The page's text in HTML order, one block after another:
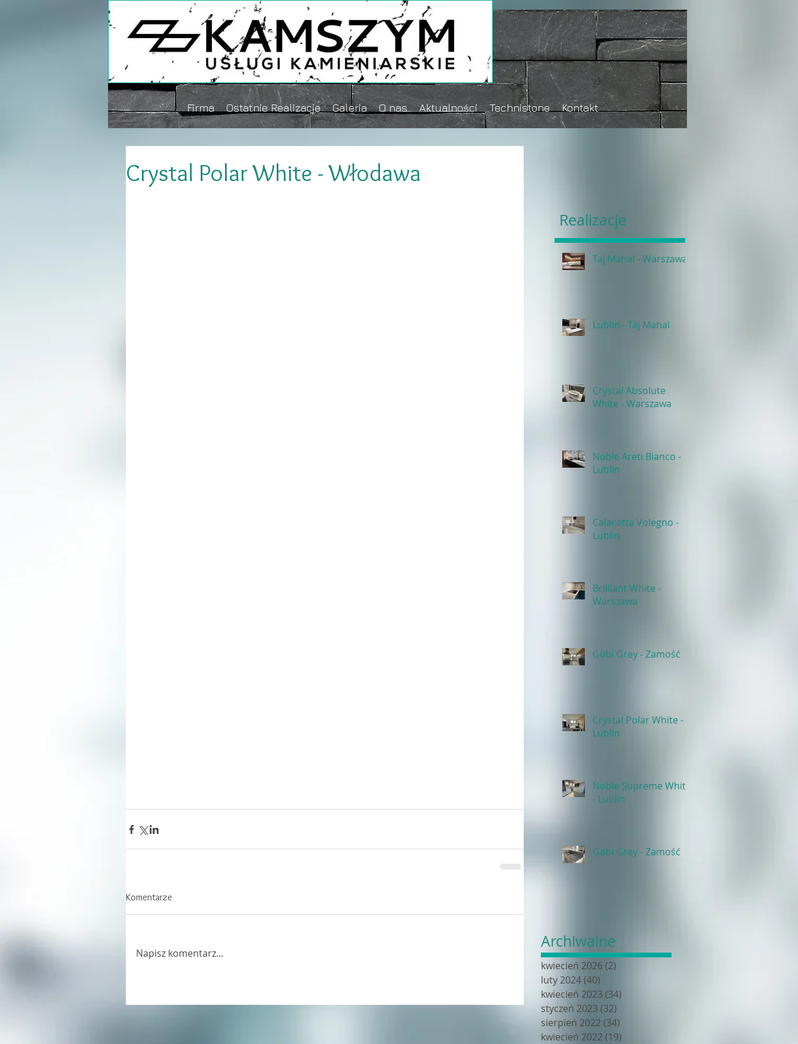
Firma Ostatnie Realizacje Galeria O nas Aktualności Technistone Kontakt
Crystal Polar White - Włodawa
Komentarze
Napisz komentarz...
Realizacje
Taj Mahal - Warszawa
Lublin - Taj Mahal
Crystal Absolute
White - Warszawa
Noble Areti Bianco -
Lublin
Calacatta Volegno -
Lublin
Brilliant White -
Warszawa
Gobi Grey - Zamość
Crystal Polar White -
Lublin
Noble Supreme White
- Lublin
Gobi Grey - Zamość
Archiwalne
kwiecień 2026 (2)
luty 2024(40)
kwiecień 2023 (34)
styczeń 2023 (32)
sierpień 2022 (34)
kwiecień 2022 (19)